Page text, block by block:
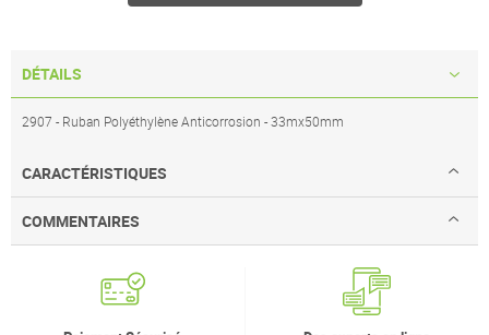
DÉTAILS
2907 - Ruban Polyéthylène Anticorrosion - 33mx50mm
CARACTÉRISTIQUES
COMMENTAIRES